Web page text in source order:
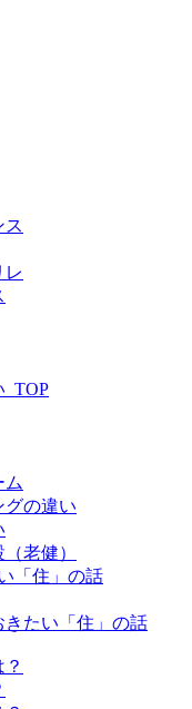
ス
レ
ム
グの違い
老健）
「住」の話
たい「住」の話